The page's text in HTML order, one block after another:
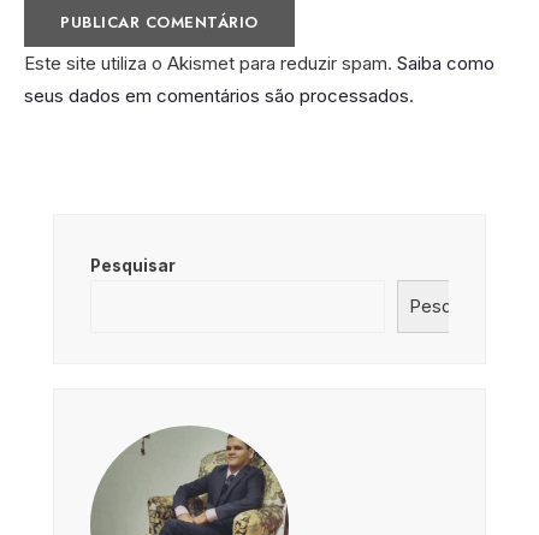
Este site utiliza o Akismet para reduzir spam. Saiba como
seus dados em comentários são processados.
Pesquisar
Pesquisar